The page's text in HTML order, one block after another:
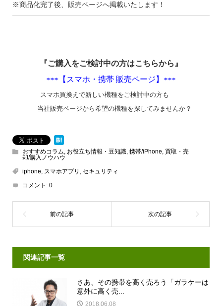
※商品化完了後、販売ページへ掲載いたします！
『ご購入をご検討中の方はこちらから』
⇨⇨⇨【スマホ・携帯 販売ページ】⇦⇦⇦
スマホ買換えで新しい機種をご検討中の方も
当社販売ページから希望の機種を探してみませんか？
おすすめコラム, お役立ち情報・豆知識, 携帯/iPhone, 買取・売
却/購入ノウハウ
iphone, スマホアプリ , セキュリティ
コメント: 0
関連記事一覧
さあ、その携帯を高く売ろう「ガラケーは
意外に高く売...
2018.06.08